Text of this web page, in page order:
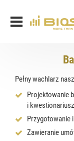
Pełny wachlarz
Projektowanie
i
Przygotowanie
Zawieranie